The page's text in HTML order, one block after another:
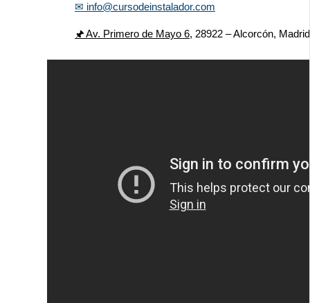
✉ info@cursodeinstalador.com
🖈 Av. Primero de Mayo 6, 28922 – Alcorcón,